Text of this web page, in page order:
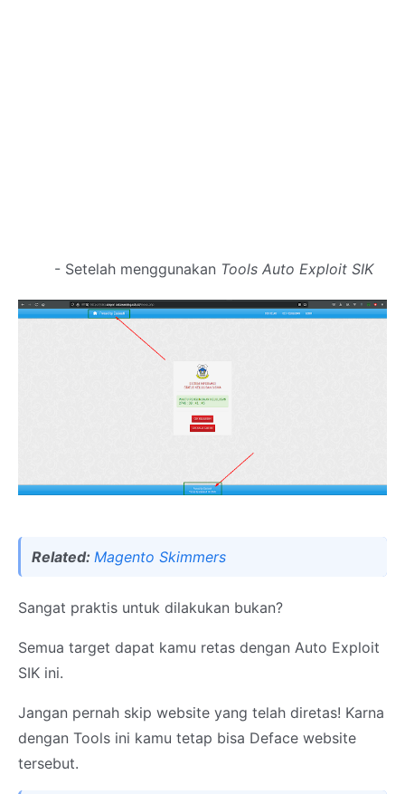
- Setelah menggunakan Tools Auto Exploit SIK
Related: Magento Skimmers
Sangat praktis untuk dilakukan bukan?
Semua target dapat kamu retas dengan Auto Exploit
SIK ini.
Jangan pernah skip website yang telah diretas! Karna
dengan Tools ini kamu tetap bisa Deface website
tersebut.